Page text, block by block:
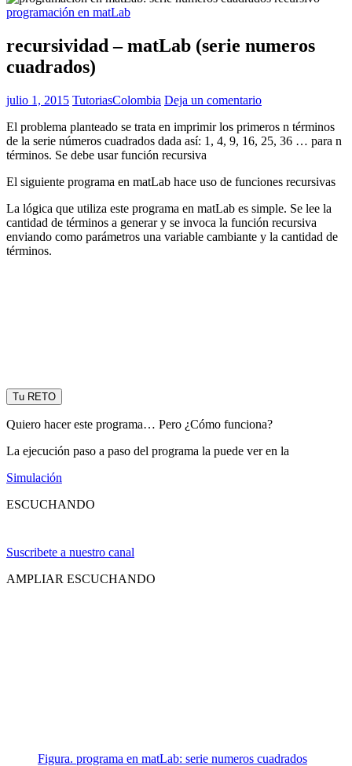
programación en matLab
recursividad – matLab (serie numeros
cuadrados)
julio 1, 2015 TutoriasColombia Deja un comentario
El problema planteado se trata en imprimir los primeros n términos
de la serie números cuadrados dada así: 1, 4, 9, 16, 25, 36 … para n
términos. Se debe usar función recursiva
El siguiente programa en matLab hace uso de funciones recursivas
La lógica que utiliza este programa en matLab es simple. Se lee la
cantidad de términos a generar y se invoca la función recursiva
enviando como parámetros una variable cambiante y la cantidad de
términos.
Tu RETO
Quiero hacer este programa… Pero ¿Cómo funciona?
La ejecución paso a paso del programa la puede ver en la
Simulación
ESCUCHANDO
Suscribete a nuestro canal
AMPLIAR ESCUCHANDO
Figura. programa en matLab: serie numeros cuadrados